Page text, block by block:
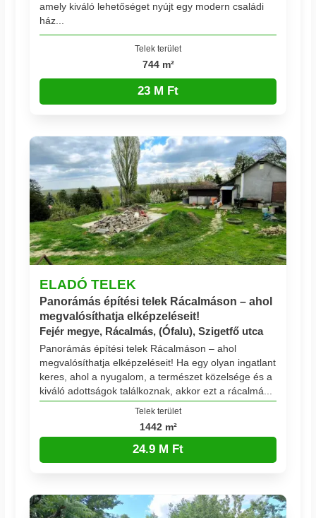
amely kiváló lehetőséget nyújt egy modern családi
ház...
Telek terület
744 m²
23 M Ft
ELADÓ TELEK
Panorámás építési telek Rácalmáson – ahol
megvalósíthatja elképzeléseit!
Fejér megye, Rácalmás, (Ófalu), Szigetfő utca
Panorámás építési telek Rácalmáson – ahol
megvalósíthatja elképzeléseit! Ha egy olyan ingatlant
keres, ahol a nyugalom, a természet közelsége és a
kiváló adottságok találkoznak, akkor ezt a rácalmá...
Telek terület
1442 m²
24.9 M Ft